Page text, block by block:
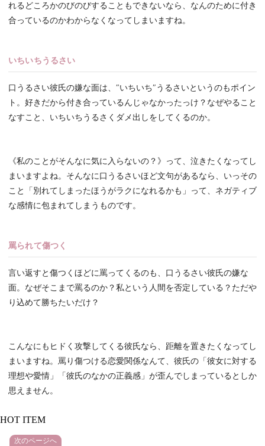
れるどころかのびのびすることもできないなら、なんのために付き
合っているのかわからなくなってしまいますね。
いちいちうるさい
口うるさい彼氏の嫌な面は、″いちいち″うるさいというのもポイン
ト。好きだから付き合っているんじゃなかったっけ？なぜやること
なすこと、いちいちうるさくダメ出しをしてくるのか。
《私のことがそんなに気に入らないの？》って、泣きたくなってし
まいますよね。そんなに口うるさいほど文句があるなら、いっその
こと「別れてしまったほうがラクになれるかも」って、ネガティブ
な感情に包まれてしまうものです。
罵られて傷つく
言い返すと傷つくほどに罵ってくるのも、口うるさい彼氏の嫌な
面。なぜそこまで罵るのか？私という人間を否定している？ただや
り込めて勝ちたいだけ？
こんなにもヒドく攻撃してくる彼氏なら、距離を置きたくなってし
まいますね。罵り傷つける恋愛関係なんて、彼氏の「彼女に対する
理想や愛情」「彼氏のなかの正義感」が歪んでしまっているとしか
思えません。
HOT ITEM
次のページへ